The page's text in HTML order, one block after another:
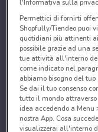
l'Informativa sulla
Permettici di fornirti
Shopfully/Tiendeo puoi
quotidiani più attinenti
possibile grazie ad una
tue attività all'interno
come indicato nel
abbiamo bisogno del
Se dai il tuo consenso
tutto il mondo attraverso
idea accedendo a Menu
nostra App. Cosa
visualizzerai all'interno